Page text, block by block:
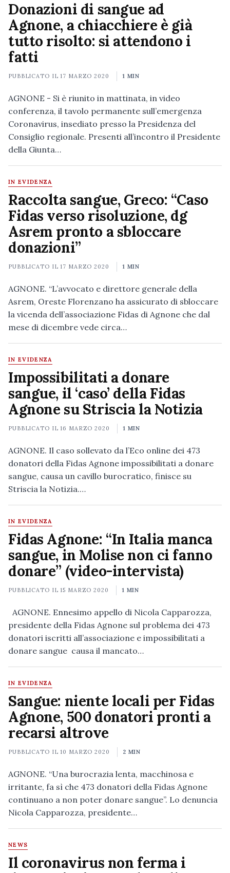
Donazioni di sangue ad
Agnone, a chiacchiere è già
tutto risolto: si attendono i
fatti
PUBBLICATO IL17 MARZO 2020 1 MIN
AGNONE - Si è riunito in mattinata, in video
conferenza, il tavolo permanente sull’emergenza
Coronavirus, insediato presso la Presidenza del
Consiglio regionale. Presenti all’incontro il Presidente
della Giunta…
IN EVIDENZA
Raccolta sangue, Greco: “Caso
Fidas verso risoluzione, dg
Asrem pronto a sbloccare
donazioni”
PUBBLICATO IL17 MARZO 2020 1 MIN
AGNONE. “L’avvocato e direttore generale della
Asrem, Oreste Florenzano ha assicurato di sbloccare
la vicenda dell’associazione Fidas di Agnone che dal
mese di dicembre vede circa…
IN EVIDENZA
Impossibilitati a donare
sangue, il ‘caso’ della Fidas
Agnone su Striscia la Notizia
PUBBLICATO IL16 MARZO 2020 1 MIN
AGNONE. Il caso sollevato da l’Eco online dei 473
donatori della Fidas Agnone impossibilitati a donare
sangue, causa un cavillo burocratico, finisce su
Striscia la Notizia.…
IN EVIDENZA
Fidas Agnone: “In Italia manca
sangue, in Molise non ci fanno
donare” (video-intervista)
PUBBLICATO IL15 MARZO 2020 1 MIN
AGNONE. Ennesimo appello di Nicola Capparozza,
presidente della Fidas Agnone sul problema dei 473
donatori iscritti all’associazione e impossibilitati a
donare sangue causa il mancato…
IN EVIDENZA
Sangue: niente locali per Fidas
Agnone, 500 donatori pronti a
recarsi altrove
PUBBLICATO IL10 MARZO 2020 2 MIN
AGNONE. “Una burocrazia lenta, macchinosa e
irritante, fa sì che 473 donatori della Fidas Agnone
continuano a non poter donare sangue”. Lo denuncia
Nicola Capparozza, presidente…
NEWS
Il coronavirus non ferma i